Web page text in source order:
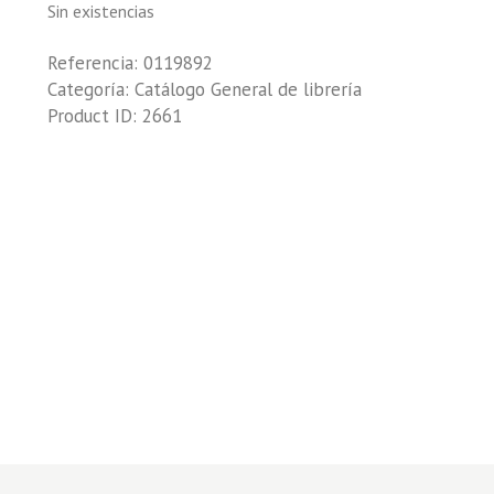
Sin existencias
Referencia: 0119892
Categoría: Catálogo General de librería
Product ID: 2661